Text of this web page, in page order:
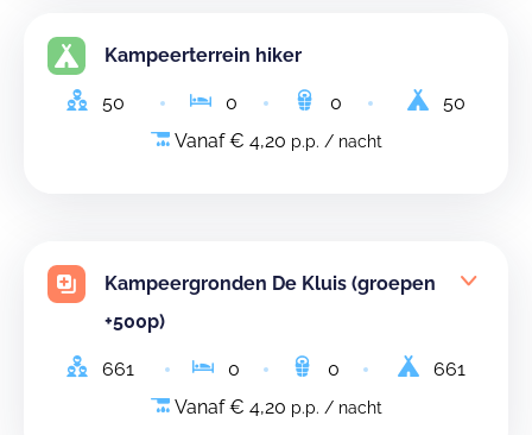
Kampeerterrein hiker
50 0 0
50
Vanaf € 4,20 p.p. / nacht
Kampeergronden De Kluis (groepen
+500p)
661 0 0
661
Vanaf € 4,20 p.p. / nacht